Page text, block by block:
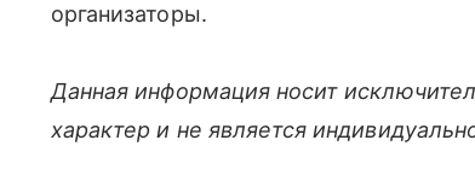
организаторы.
Данная информация носит
характер и не является